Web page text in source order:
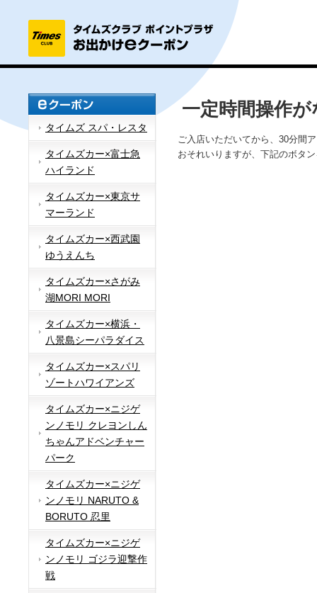
タイムズ スパ・レスタ
タイムズカー×富士急
ハイランド
タイムズカー×東京サ
マーランド
タイムズカー×西武園
ゆうえんち
タイムズカー×さがみ
湖MORI MORI
タイムズカー×横浜・
八景島シーパラダイス
タイムズカー×スパリ
ゾートハワイアンズ
タイムズカー×ニジゲ
ンノモリ クレヨンしん
ちゃんアドベンチャー
パーク
タイムズカー×ニジゲ
ンノモリ NARUTO &
BORUTO 忍里
タイムズカー×ニジゲ
ンノモリ ゴジラ迎撃作
戦
一定時間操作
ご入店いただいてから、30分間
おそれいりますが、下記のボタ